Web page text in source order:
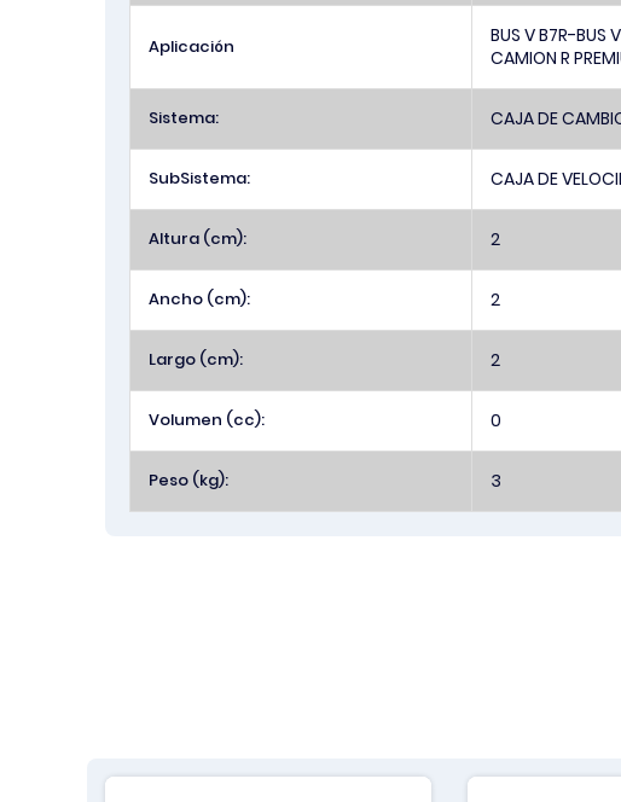
Aplicación
BUS V B7R-BUS
CAMION R
Sistema: CAJA DE
SubSistema: CAJA DE
Altura (cm): 2
Ancho (cm): 2
Largo (cm): 2
Volumen (cc): 0
Peso (kg): 3